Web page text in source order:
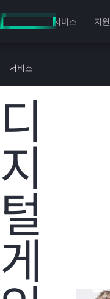
요
건
너
기
서비스 지원
서비스
HPE 고객 성공
디
지
털
게